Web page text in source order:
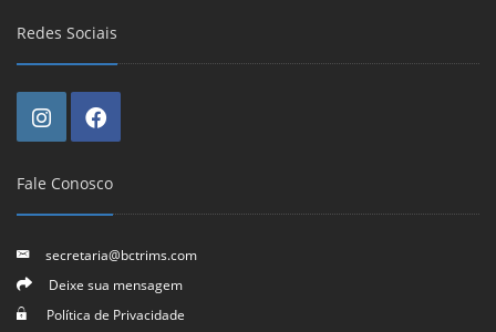
Redes Sociais
Fale Conosco
secretaria@bctrims.com
Deixe sua mensagem
Política de Privacidade